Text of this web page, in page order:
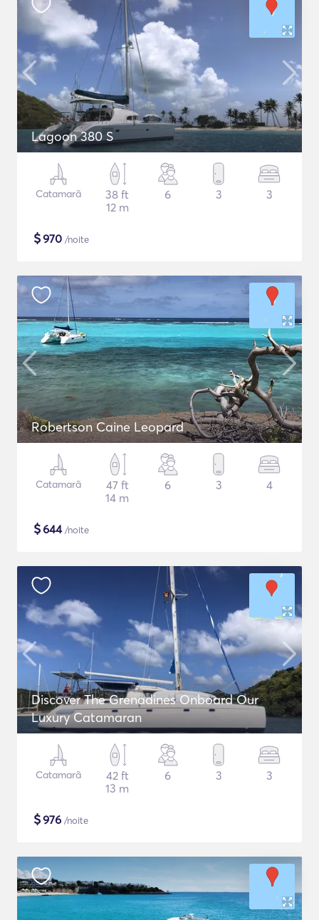
Lagoon 380 S
Catamarã
38 ft
12 m
6 3 3
$970 /noite
Robertson Caine Leopard
Catamarã
47 ft
14 m
6 3 4
$644/noite
Discover The Grenadines Onboard Our
Luxury Catamaran
Catamarã
42 ft
13 m
6 3 3
$976 /noite